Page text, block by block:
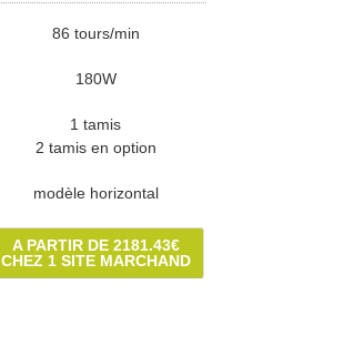
86 tours/min
180W
1 tamis
2 tamis en option
modèle horizontal
A PARTIR DE 2181.43€
CHEZ 1 SITE MARCHAND